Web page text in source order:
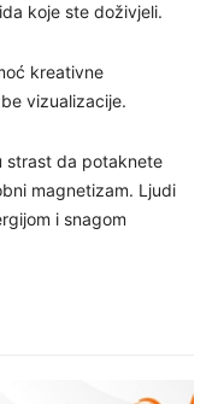
koje ste doživjeli.
kreativne
vizualizacije.
strast da potaknete
magnetizam. Ljudi
i snagom